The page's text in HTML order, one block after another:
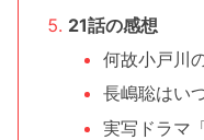
21話の感想
何故小戸川
長嶋聡はい
実写ドラマ